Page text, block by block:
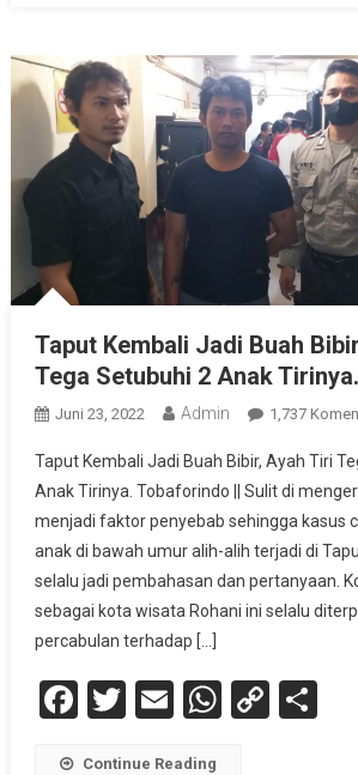
Taput Kembali Jadi Buah
Tega Setubuhi 2 Anak Tirinya.
Juni 23, 2022 Admin 1,737
Taput Kembali Jadi Buah Bibir, Ayah Tiri
Anak Tirinya. Tobaforindo || Sulit di
menjadi faktor penyebab sehingga kasus
anak di bawah umur alih-alih terjadi di
selalu jadi pembahasan dan pertanyaan.
sebagai kota wisata Rohani ini selalu
percabulan terhadap […]
Facebook
Twitter
EmailCopy
Continue Reading